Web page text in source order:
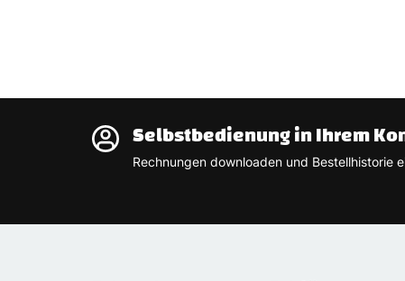
Selbstbedienung in Ihrem
Rechnungen downloaden und Bestellhistorie